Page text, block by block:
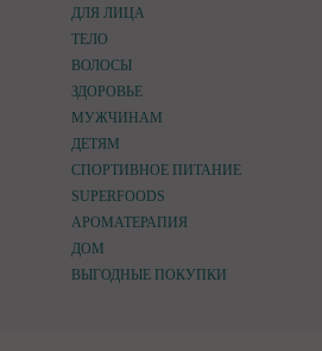
ДЛЯ ЛИЦА
ТЕЛО
ВОЛОСЫ
ЗДОРОВЬЕ
МУЖЧИНАМ
ДЕТЯМ
СПОРТИВНОЕ ПИТАНИЕ
SUPERFOODS
АРОМАТЕРАПИЯ
ДОМ
ВЫГОДНЫЕ ПОКУПКИ